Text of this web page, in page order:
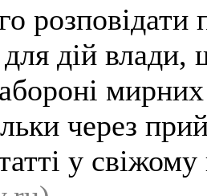
розповідати
дій влади,
через
у